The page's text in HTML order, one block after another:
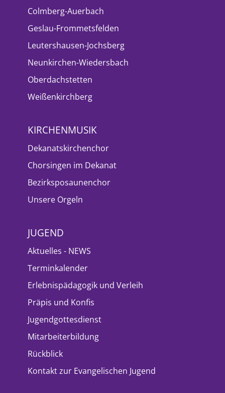
Colmberg-Auerbach
Geslau-Frommetsfelden
Leutershausen-Jochsberg
Neunkirchen-Wiedersbach
Oberdachstetten
Weißenkirchberg
KIRCHENMUSIK
Dekanatskirchenchor
Chorsingen im Dekanat
Bezirksposaunenchor
Unsere Orgeln
JUGEND
Aktuelles - NEWS
Terminkalender
Erlebnispädagogik und Verleih
Präpis und Konfis
Jugendgottesdienst
Mitarbeiterbildung
Rückblick
Kontakt zur Evangelischen Jugend